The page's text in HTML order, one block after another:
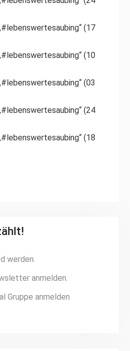
(17
(10
(03
(24
(18
werden.
anmelden.
Gruppe anmelden